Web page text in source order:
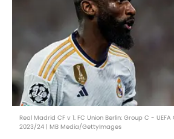
Real Madrid CF v 1. FC Union Berlin: Group C -
2023/24 | MB Media/GettyImages